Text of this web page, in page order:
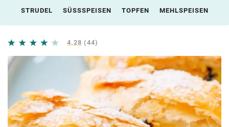
STRUDEL SÜSSSPEISEN TOPFEN MEHLSPEISEN
4.28 (44)